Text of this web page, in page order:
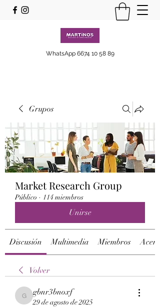
WhatsApp 6674 10 58 89
Grupos
Market Research Group
Público · 114 miembros
Unirse
Discusión Multimedia Miembros
Volver
gbnr3bnoxf
gbnr3bnoxf
29 de agosto de 2025